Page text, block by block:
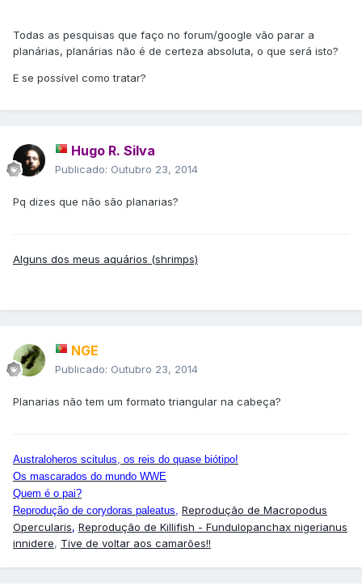
Todas as pesquisas que faço no forum/google vão parar a
planárias, planárias não é de certeza absoluta, o que será isto?
E se possível como tratar?
Hugo R. Silva
Publicado: Outubro 23, 2014
Pq dizes que não são planarias?
Alguns dos meus aquários (shrimps)
NGE
Publicado: Outubro 23, 2014
Planarias não tem um formato triangular na cabeça?
Australoheros scitulus, os reis do quase biótipo!
Os mascarados do mundo WWE
Quem é o pai?
Reprodução de corydoras paleatus, Reprodução de Macropodus
Opercularis, Reprodução de Killifish - Fundulopanchax nigerianus
innidere, Tive de voltar aos camarões!!